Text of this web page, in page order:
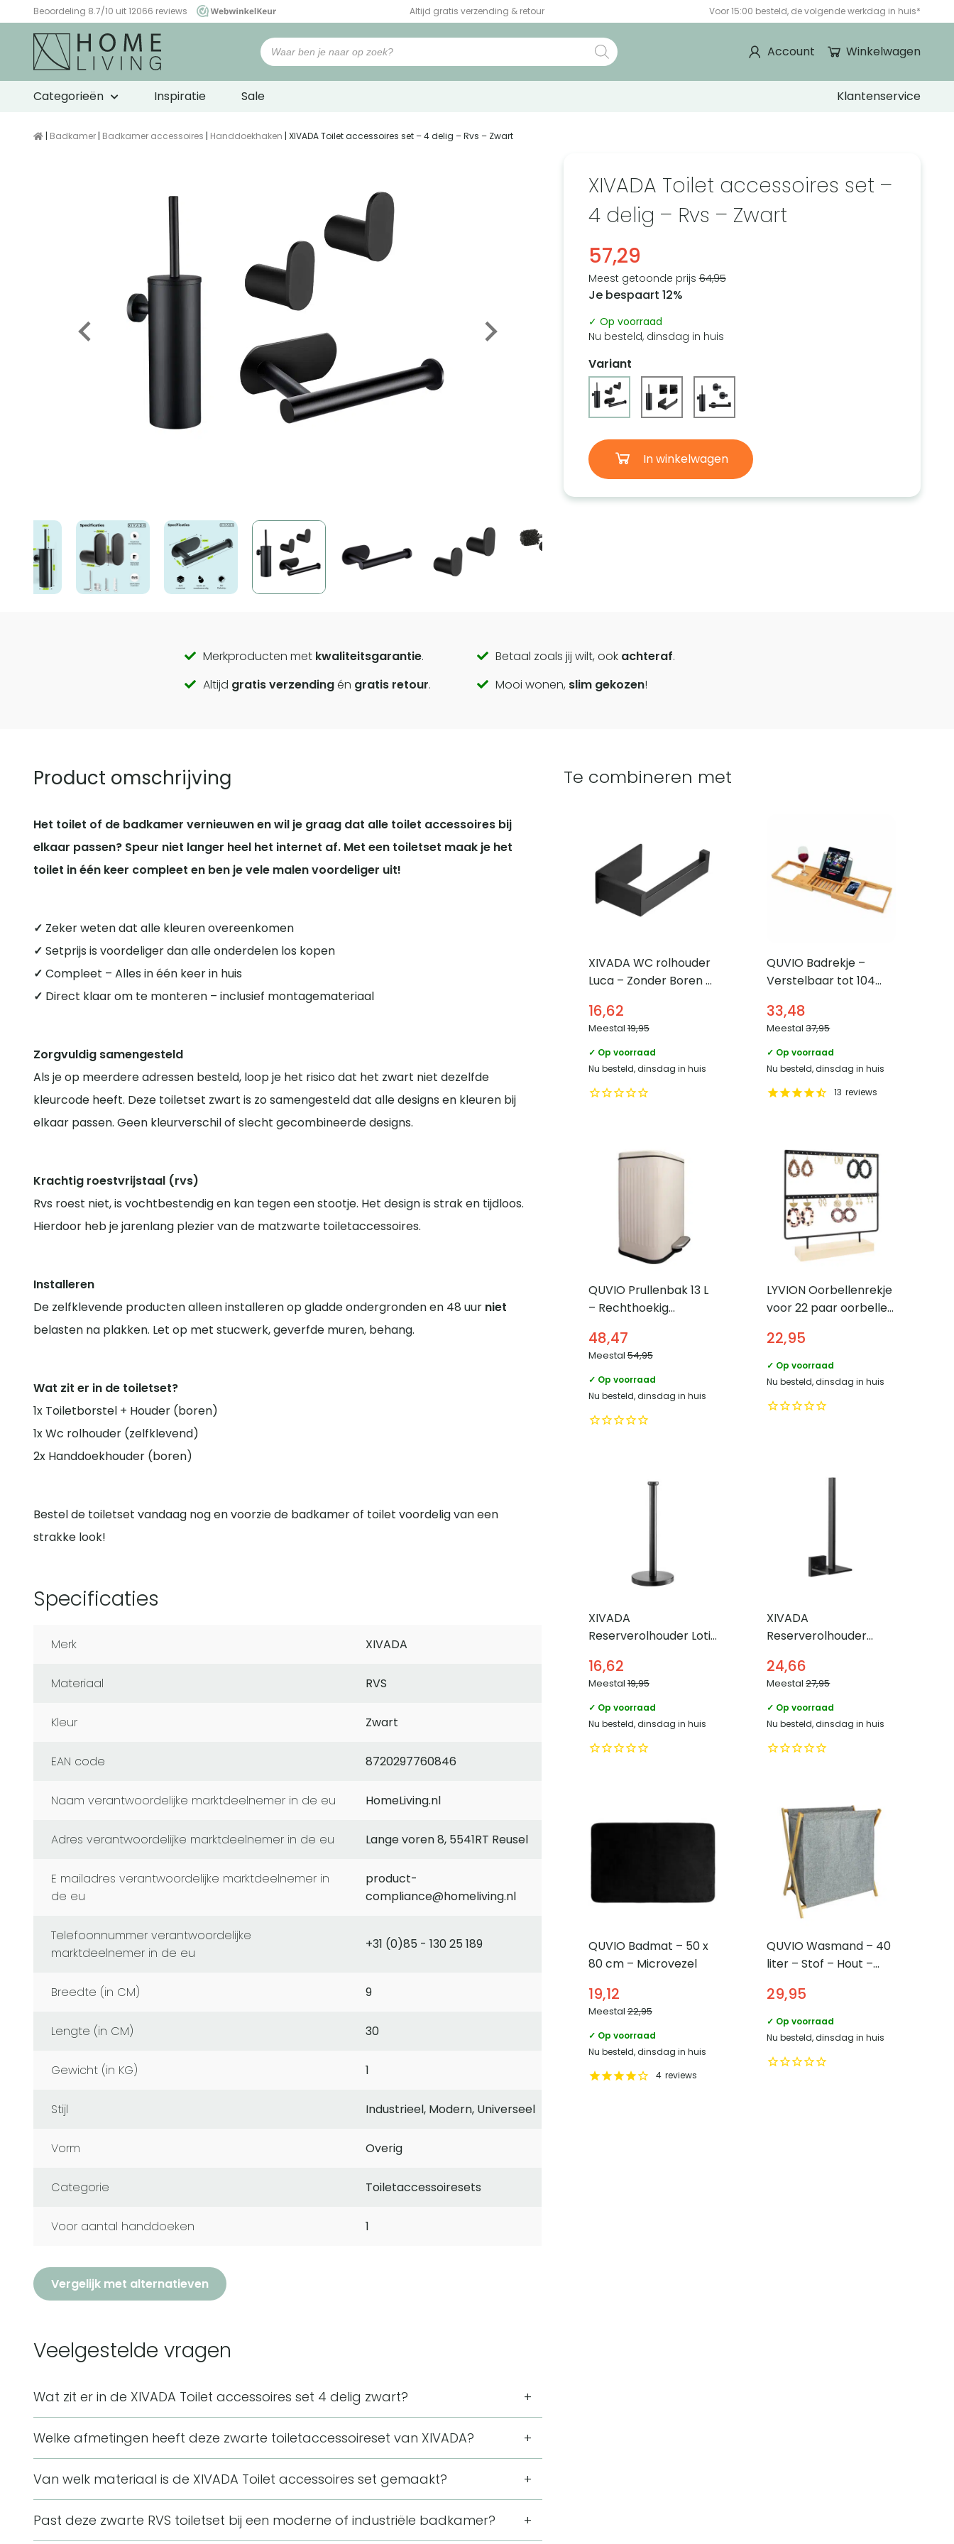
Beoordeling 8.7/10 uit 12066 reviews
WebwinkelKeur
Altijd gratis verzending & retour Voor 15:00 besteld, de volgende werkdag in huis*
Winkelwagen
Account
Categorieën Inspiratie Sale Klantenservice
| Badkamer | Badkamer accessoires | Handdoekhaken | XIVADA Toilet accessoires set – 4 delig – Rvs – Zwart
XIVADA Toilet accessoires set –
4 delig – Rvs – Zwart
57,29
Meest getoonde prijs64,95
Je bespaart 12%
✓ Op voorraad
Nu besteld, dinsdag in huis
Variant
In winkelwagen
Call
to
Merkproducten met kwaliteitsgarantie. Betaal zoals jij wilt, ook achteraf.
Altijd gratis verzendingén gratis retour. Mooi wonen, slim gekozen!
Product omschrijving
Het toilet of de badkamer vernieuwen en wil je graag dat alle toilet accessoires bij
elkaar passen? Speur niet langer heel het internet af. Met een toiletset maak je het
toilet in één keer compleet en ben je vele malen voordeliger uit!
✓ Zeker weten dat alle kleuren overeenkomen
✓ Setprijs is voordeliger dan alle onderdelen los kopen
✓ Compleet – Alles in één keer in huis
✓ Direct klaar om te monteren – inclusief montagemateriaal
Zorgvuldig samengesteld
Als je op meerdere adressen besteld, loop je het risico dat het zwart niet dezelfde
kleurcode heeft. Deze toiletset zwart is zo samengesteld dat alle designs en kleuren bij
elkaar passen. Geen kleurverschil of slecht gecombineerde designs.
Krachtig roestvrijstaal (rvs)
Rvs roest niet, is vochtbestendig en kan tegen een stootje. Het design is strak en tijdloos.
Hierdoor heb je jarenlang plezier van de matzwarte toiletaccessoires.
Installeren
De zelfklevende producten alleen installeren op gladde ondergronden en 48 uur niet
belasten na plakken. Let op met stucwerk, geverfde muren, behang.
Wat zit er in de toiletset?
1x Toiletborstel + Houder (boren)
1x Wc rolhouder (zelfklevend)
2x Handdoekhouder (boren)
Bestel de toiletset vandaag nog en voorzie de badkamer of toilet voordelig van een
strakke look!
Specificaties
Merk XIVADA
Materiaal RVS
Kleur Zwart
EAN code 8720297760846
naam verantwoordelijke marktdeelnemer in de eu HomeLiving.nl
adres verantwoordelijke marktdeelnemer in de eu Lange voren 8, 5541RT Reusel
e mailadres verantwoordelijke marktdeelnemer in
de eu
product-
compliance@homeliving.nl
telefoonnummer verantwoordelijke
marktdeelnemer in de eu
+31 (0)85 - 130 25 189
Breedte (in CM) 9
Lengte (in CM) 30
Gewicht (in KG) 1
Stijl Industrieel, Modern, Universeel
Vorm Overig
Categorie Toiletaccessoiresets
Voor aantal handdoeken 1
Vergelijk met alternatieven
Veelgestelde vragen
Wat zit er in de XIVADA Toilet accessoires set 4 delig zwart?
handdoekhouders. De toiletborstelhouder en handdoekhouders worden gemonteerd door
te boren.
Welke afmetingen heeft deze zwarte toiletaccessoireset van XIVADA?
Van welk materiaal is de XIVADA Toilet accessoires set gemaakt?
vochtbestendig en geschikt voor gebruik in een toilet of badkamer.
Past deze zwarte RVS toiletset bij een moderne of industriële badkamer?
Te combineren met
XIVADA WC rolhouder
Luca – Zonder Boren –
Zwart
16,62
Meestal19,95
✓ Op voorraad
Nu besteld, dinsdag in huis
QUVIO Badrekje –
Verstelbaar tot 104
33,48
Meestal37,95
✓ Op voorraad
Nu besteld, dinsdag in huis
13 reviews
QUVIO Prullenbak 13 L
– Rechthoekig
Beige
48,47
Meestal54,95
✓ Op voorraad
Nu besteld, dinsdag in huis
LYVION Oorbellenrekje
voor 22 paar oorbellen
22,95
✓ Op voorraad
Nu besteld, dinsdag in huis
XIVADA
Reserverolhouder Lotis
wc rollen – Zwart
16,62
Meestal19,95
✓ Op voorraad
Nu besteld, dinsdag in huis
XIVADA
Reserverolhouder
rollen – Hangend –
Zwart
24,66
Meestal27,95
✓ Op voorraad
Nu besteld, dinsdag in huis
QUVIO Badmat – 50 x
80 cm – Microvezel
19,12
Meestal22,95
✓ Op voorraad
Nu besteld, dinsdag in huis
4 reviews
QUVIO Wasmand – 40
liter – Stof – Hout –
29,95
✓ Op voorraad
Nu besteld, dinsdag in huis